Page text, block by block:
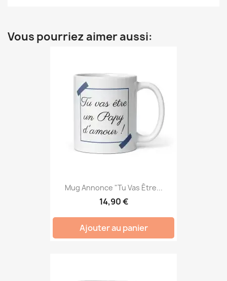
Vous pourriez aimer aussi:
Mug Annonce "Tu Vas Être...
14,90 €
Ajouter au panier